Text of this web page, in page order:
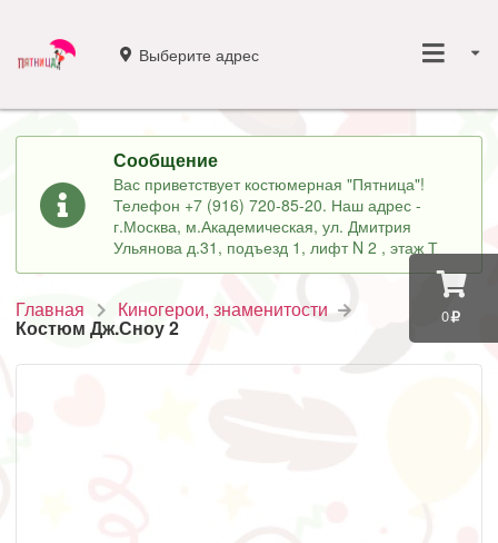
0
Выберите адрес
Сообщение
Вас приветствует костюмерная "Пятница"!
Телефон +7 (916) 720-85-20. Наш адрес -
г.Москва, м.Академическая, ул. Дмитрия
Ульянова д.31, подъезд 1, лифт N 2 , этаж Т
Главная Киногерои, знаменитости
Костюм Дж.Сноу 2